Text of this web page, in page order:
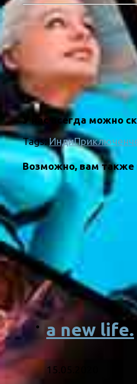
У нас всегда можно
Tags: Инди
Возможно, вам также
a new life.
15.05.2020